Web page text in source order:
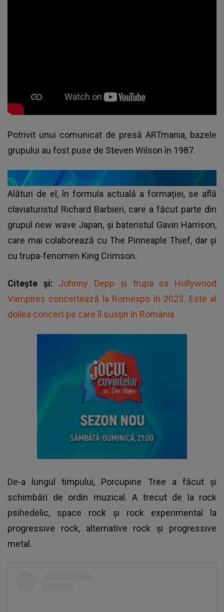
Potrivit unui comunicat de presă ARTmania, bazele
grupului au fost puse de Steven Wilson în 1987.
Alături de el, în formula actuală a formației, se află
claviaturistul Richard Barbieri, care a făcut parte din
grupul new wave Japan, și bateristul Gavin Harrison,
care mai colaborează cu The Pinneaple Thief, dar și
cu trupa-fenomen King Crimson.
Citește și: Johnny Depp și trupa sa Hollywood
Vampires concertează la Romexpo în 2023. Este al
doilea concert pe care îl susțin în România
De-a lungul timpului, Porcupine Tree a făcut şi
schimbări de ordin muzical. A trecut de la rock
psihedelic, space rock şi rock experimental la
progressive rock, alternative rock şi progressive
metal.